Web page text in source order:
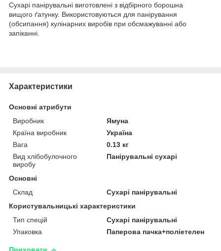
Сухарі панірувальні виготовлені з відбірного борошна
вищого ґатунку. Використовуються для панірування
(обсипання) кулінарних виробів при обсмажуванні або
запіканні.
Характеристики
Основні атрибути
Виробник
Ямуна
Країна виробник
Україна
Вага
0.13 кг
Вид хлібобулочного
виробу
Панірувальні сухарі
Основні
Склад
Сухарі панірувальні
Користувальницькі характеристики
Тип спецій
Сухарі панірувальні
Упаковка
Паперова пачка+поліетелен
Приховати